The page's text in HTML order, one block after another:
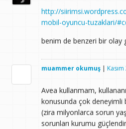
http://
mobil-oyuncu-tuzaklari/
benim de benzeri bir olay
muammer okumuş|
Avea kullanmam,
konusunda çok deneyimli
(zira milyonlarca sorun
sorunları kurumu